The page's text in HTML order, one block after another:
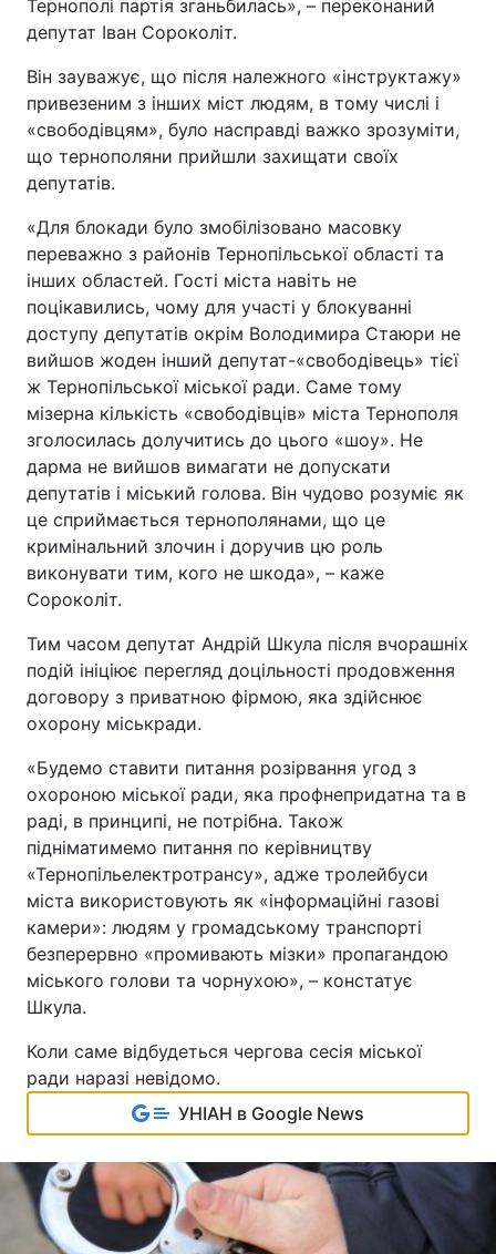
Тернополі партія зганьбилась», – переконаний
депутат Іван Сороколіт.
Він зауважує, що після належного «інструктажу»
привезеним з інших міст людям, в тому числі і
«свободівцям», було насправді важко зрозуміти,
що тернополяни прийшли захищати своїх
депутатів.
«Для блокади було змобілізовано масовку
переважно з районів Тернопільської області та
інших областей. Гості міста навіть не
поцікавились, чому для участі у блокуванні
доступу депутатів окрім Володимира Стаюри не
вийшов жоден інший депутат-«свободівець» тієї
ж Тернопільської міської ради. Саме тому
мізерна кількість «свободівців» міста Тернополя
зголосилась долучитись до цього «шоу». Не
дарма не вийшов вимагати не допускати
депутатів і міський голова. Він чудово розуміє як
це сприймається тернополянами, що це
кримінальний злочин і доручив цю роль
виконувати тим, кого не шкода», – каже
Сороколіт.
Тим часом депутат Андрій Шкула після вчорашніх
подій ініціює перегляд доцільності продовження
договору з приватною фірмою, яка здійснює
охорону міськради.
«Будемо ставити питання розірвання угод з
охороною міської ради, яка профнепридатна та в
раді, в принципі, не потрібна. Також
підніматимемо питання по керівництву
«Тернопільелектротрансу», адже тролейбуси
міста використовують як «інформаційні газові
камери»: людям у громадському транспорті
безперервно «промивають мізки» пропагандою
міського голови та чорнухою», – констатує
Шкула.
Коли саме відбудеться чергова сесія міської
ради наразі невідомо.
УНІАН в Google News